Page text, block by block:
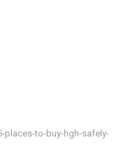
to-buy-hgh-safely-